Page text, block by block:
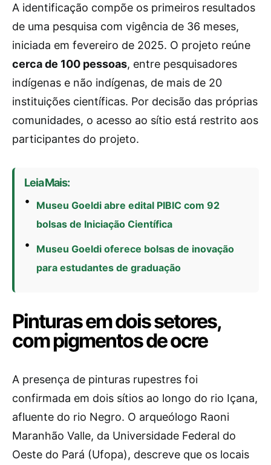
A identificação compõe os primeiros resultados
de uma pesquisa com vigência de 36 meses,
iniciada em fevereiro de 2025. O projeto reúne
cerca de 100 pessoas, entre pesquisadores
indígenas e não indígenas, de mais de 20
instituições científicas. Por decisão das próprias
comunidades, o acesso ao sítio está restrito aos
participantes do projeto.
Leia Mais:
Museu Goeldi abre edital PIBIC com 92
bolsas de Iniciação Científica
Museu Goeldi oferece bolsas de inovação
para estudantes de graduação
Pinturas em dois setores,
com pigmentos de ocre
A presença de pinturas rupestres foi
confirmada em dois sítios ao longo do rio Içana,
afluente do rio Negro. O arqueólogo Raoni
Maranhão Valle, da Universidade Federal do
Oeste do Pará (Ufopa), descreve que os locais